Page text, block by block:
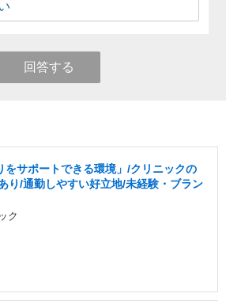
回答する
をサポートできる環境」/クリニックの
り/通勤しやすい好立地/未経験・ブラン
ク